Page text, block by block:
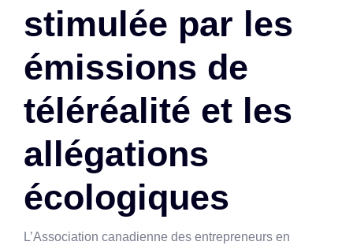
stimulée par les
émissions de
téléréalité et les
allégations
écologiques
L’Association canadienne des entrepreneurs en